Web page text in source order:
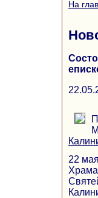
На
22
Храма